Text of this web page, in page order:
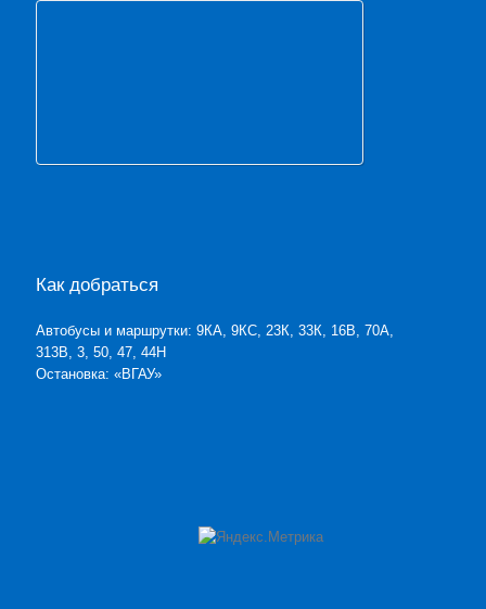
Как добраться
Автобусы и маршрутки: 9КА, 9КС, 23К, 33К, 16В, 70А,
313В, 3, 50, 47, 44Н
Остановка: «ВГАУ»